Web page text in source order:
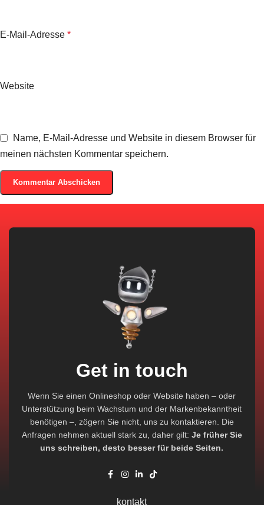
E-Mail-Adresse *
Website
Name, E-Mail-Adresse und Website in diesem Browser für
meinen nächsten Kommentar speichern.
Get in touch
Wenn Sie einen Onlineshop oder Website haben – oder
Unterstützung beim Wachstum und der Markenbekanntheit
benötigen –, zögern Sie nicht, uns zu kontaktieren. Die
Anfragen nehmen aktuell stark zu, daher gilt: Je früher Sie
uns schreiben, desto besser für beide Seiten.
kontakt